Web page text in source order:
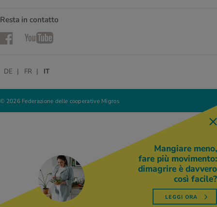
Resta in contatto
FacebookYouTube
© 2026 Federazione delle cooperative Migros
DE FR IT
Mangiare meno,
fare più movimento:
dimagrire è davvero
così facile?
LEGGI ORA